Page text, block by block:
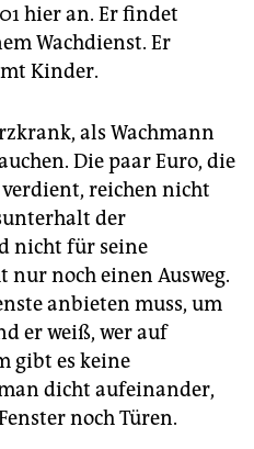
hier an. Er findet
Wachdienst. Er
Kinder.
als Wachmann
Die paar Euro, die
verdient, reichen nicht
der
nicht für seine
noch einen Ausweg.
anbieten muss, um
er weiß, wer auf
gibt es keine
dicht aufeinander,
noch Türen.